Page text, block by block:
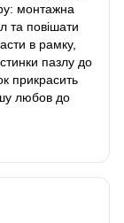
монтажна
та повішати
в рамку,
пазлу до
прикрасить
любов до